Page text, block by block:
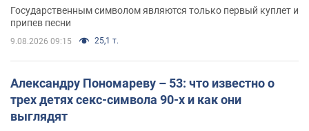
Государственным символом являются только первый куплет и
припев песни
9.08.2026 09:15 25,1 т.
Александру Пономареву – 53: что известно о
трех детях секс-символа 90-х и как они
выглядят